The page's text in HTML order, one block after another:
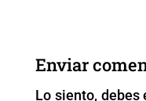
b
o
Enviar
Lo siento,